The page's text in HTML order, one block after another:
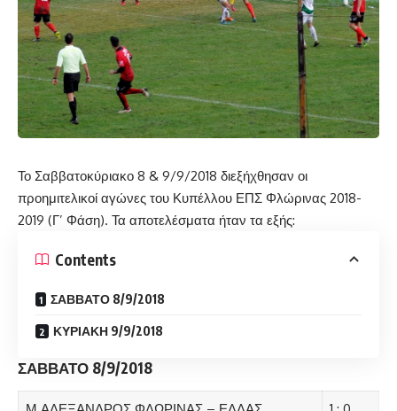
Το Σαββατοκύριακο 8 & 9/9/2018 διεξήχθησαν οι
προημιτελικοί αγώνες του Κυπέλλου ΕΠΣ Φλώρινας 2018-
2019 (Γ’ Φάση). Τα αποτελέσματα ήταν τα εξής:
Contents
ΣΑΒΒΑΤΟ 8/9/2018
ΚΥΡΙΑΚΗ 9/9/2018
ΣΑΒΒΑΤΟ 8/9/2018